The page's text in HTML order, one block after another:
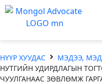
НҮҮР ХУУДАС
МЭДЭЭ,
НУТГИЙН УДИРДЛАГЫН
ЧУУЛГАНААС ЗӨВЛӨМЖ